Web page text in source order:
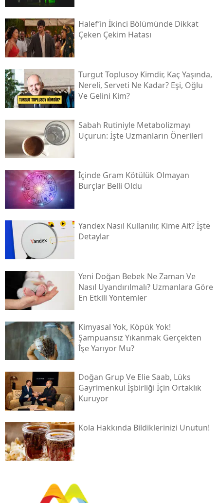
Halef’in İkinci Bölümünde Dikkat
Çeken Çekim Hatası
Turgut Toplusoy Kimdir, Kaç Yaşında,
Nereli, Serveti Ne Kadar? Eşi, Oğlu
Ve Gelini Kim?
Sabah Rutiniyle Metabolizmayı
Uçurun: İşte Uzmanların Önerileri
İçinde Gram Kötülük Olmayan
Burçlar Belli Oldu
Yandex Nasıl Kullanılır, Kime Ait? İşte
Detaylar
Yeni Doğan Bebek Ne Zaman Ve
Nasıl Uyandırılmalı? Uzmanlara Göre
En Etkili Yöntemler
Kimyasal Yok, Köpük Yok!
Şampuansız Yıkanmak Gerçekten
İşe Yarıyor Mu?
Doğan Grup Ve Elie Saab, Lüks
Gayrimenkul İşbirliği İçin Ortaklık
Kuruyor
Kola Hakkında Bildiklerinizi Unutun!